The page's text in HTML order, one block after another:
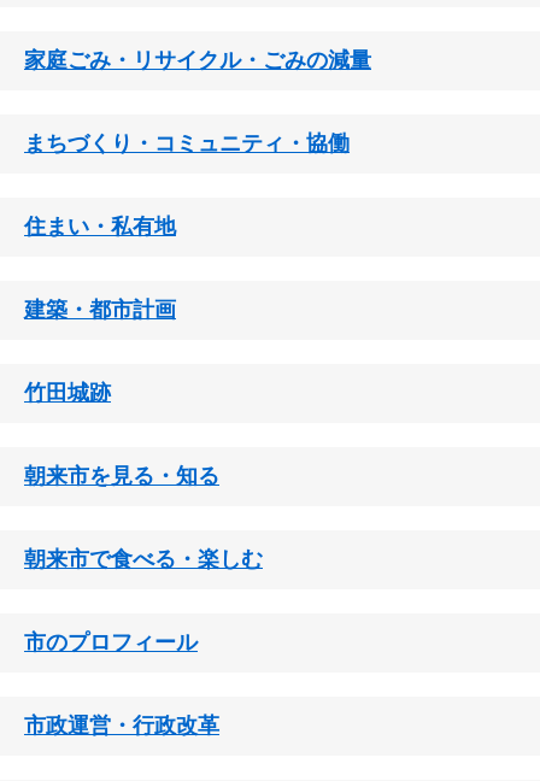
家庭ごみ・リサイクル・ごみの減量
まちづくり・コミュニティ・協働
住まい・私有地
建築・都市計画
竹田城跡
朝来市を見る・知る
朝来市で食べる・楽しむ
市のプロフィール
市政運営・行政改革